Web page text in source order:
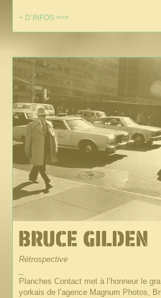
+ D’INFOS >>>
Rétrospective
Planches Contact met à l’honneur le
yorkais de l’agence Magnum Photos,